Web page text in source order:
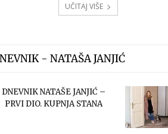
UČITAJ VIŠE
- NATAŠA JANJIĆ
DNEVNIK NATAŠE JANJIĆ –
PRVI DIO. KUPNJA STANA